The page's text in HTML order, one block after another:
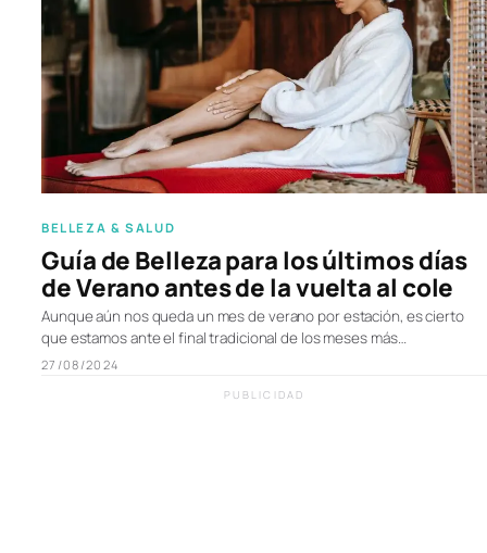
BELLEZA & SALUD
Guía de Belleza para los últimos días
de Verano antes de la vuelta al cole
Aunque aún nos queda un mes de verano por estación, es cierto
que estamos ante el final tradicional de los meses más…
27/08/2024
PUBLICIDAD